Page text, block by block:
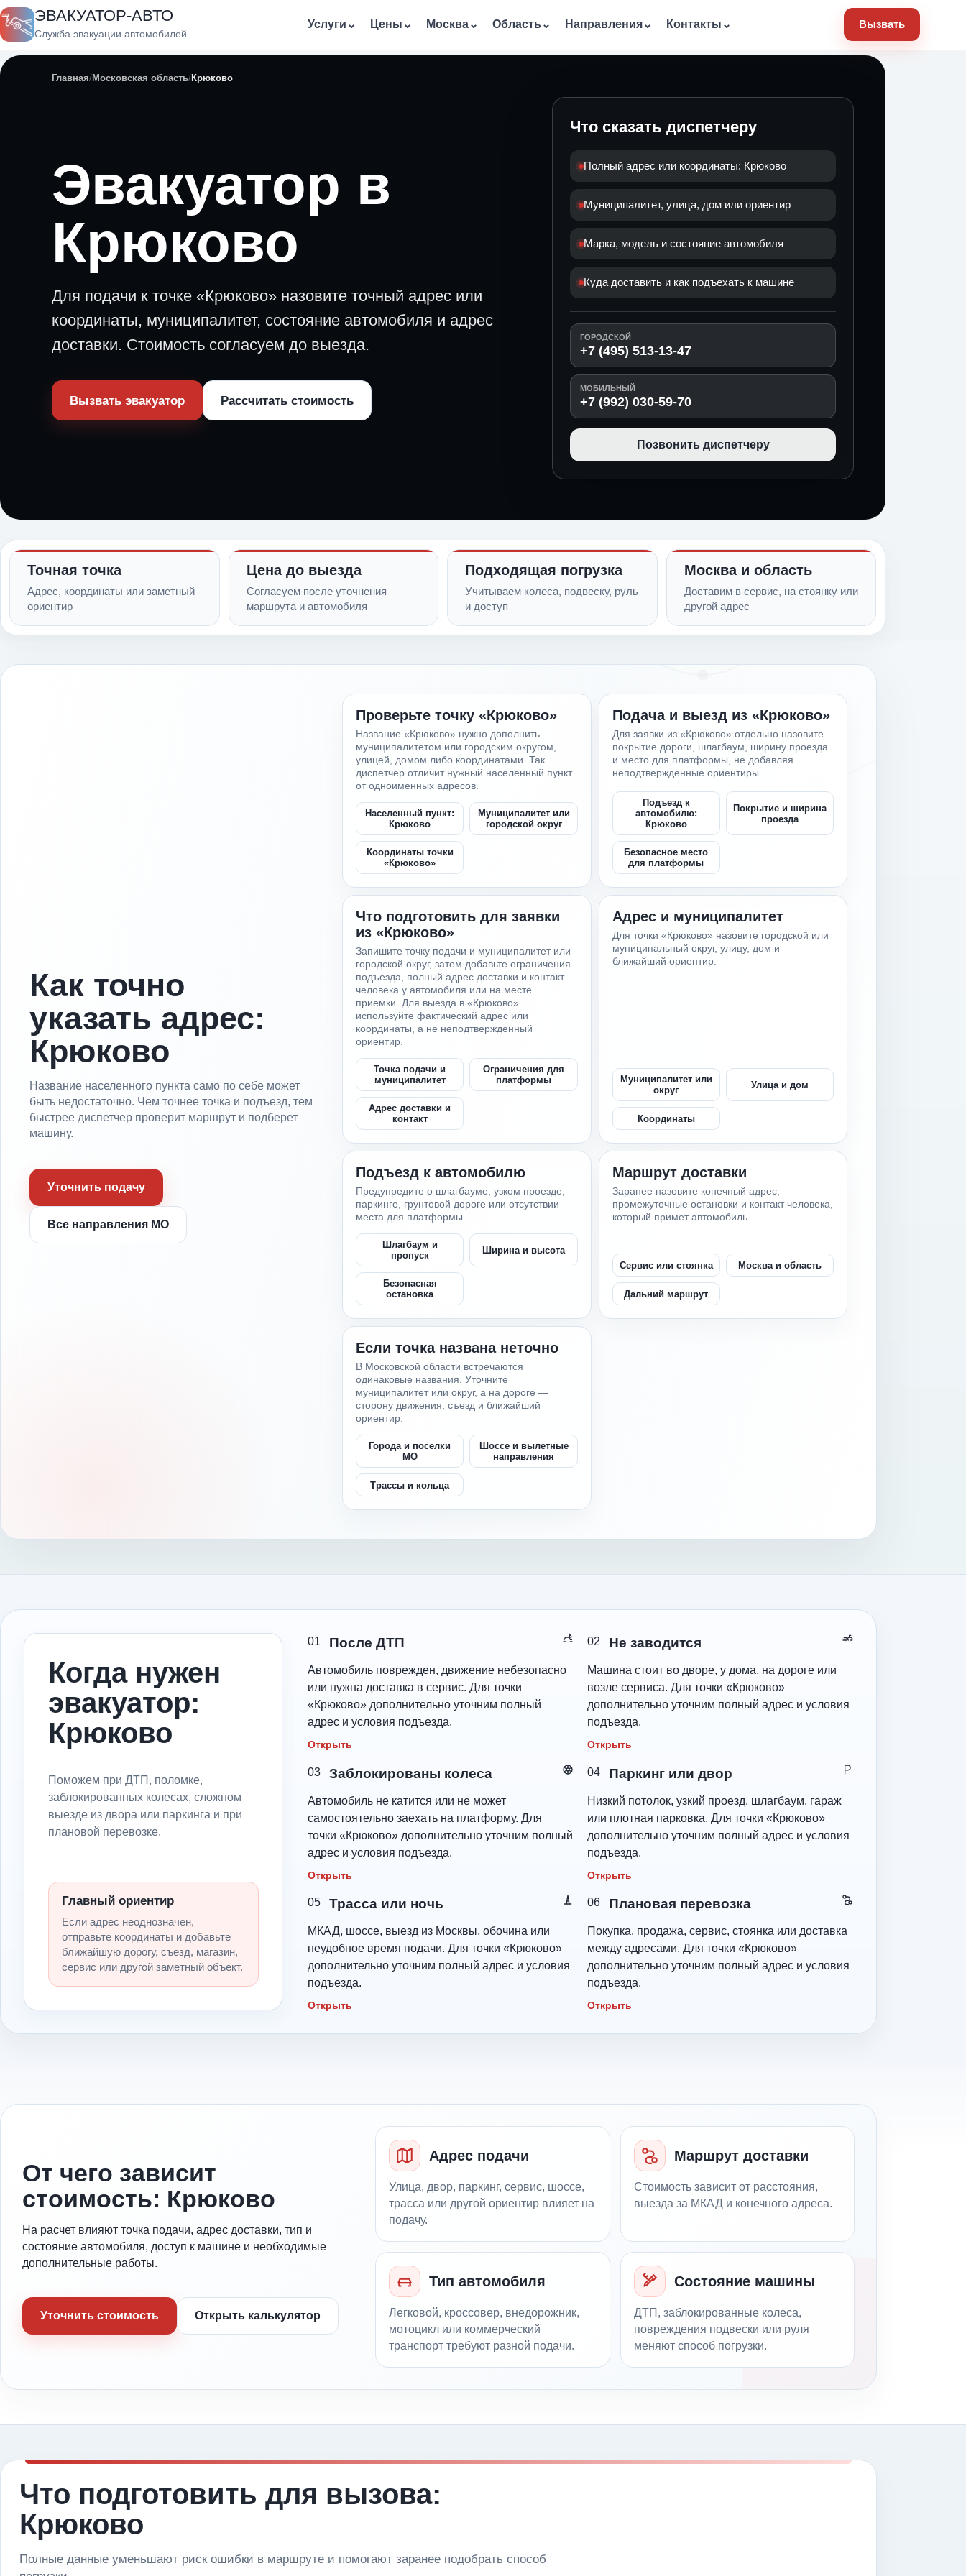
ЭВАКУАТОР-АВТО
Служба эвакуации автомобилей
Услуги ⌄ Цены ⌄ Москва⌄ Область ⌄ Направления⌄ Контакты ⌄ Вызвать
Главная Московская область Крюково
Эвакуатор в
Крюково
Для подачи к точке «Крюково» назовите точный адрес или
координаты, муниципалитет, состояние автомобиля и адрес
доставки. Стоимость согласуем до выезда.
Вызвать эвакуатор Рассчитать стоимость
Что сказать диспетчеру
Полный адрес или координаты: Крюково
Муниципалитет, улица, дом или ориентир
Марка, модель и состояние автомобиля
Куда доставить и как подъехать к машине
ГОРОДСКОЙ
+7 (495) 513-13-47
МОБИЛЬНЫЙ
+7 (992) 030-59-70
Позвонить диспетчеру
Точная точка
Адрес, координаты или заметный
ориентир
Цена до выезда
Согласуем после уточнения
маршрута и автомобиля
Подходящая погрузка
Учитываем колеса, подвеску, руль
и доступ
Москва и область
Доставим в сервис, на стоянку или
другой адрес
Как точно
указать адрес:
Крюково
Название населенного пункта само по себе может
быть недостаточно. Чем точнее точка и подъезд, тем
быстрее диспетчер проверит маршрут и подберет
машину.
Уточнить подачу
Все направления МО
Проверьте точку «Крюково»
Название «Крюково» нужно дополнить
муниципалитетом или городским округом,
улицей, домом либо координатами. Так
диспетчер отличит нужный населенный пункт
от одноименных адресов.
Населенный пункт:
Крюково
Муниципалитет или
городской округ
Координаты точки
«Крюково»
Подача и выезд из «Крюково»
Для заявки из «Крюково» отдельно назовите
покрытие дороги, шлагбаум, ширину проезда
и место для платформы, не добавляя
неподтвержденные ориентиры.
Подъезд к
автомобилю:
Крюково
Покрытие и ширина
проезда
Безопасное место
для платформы
Что подготовить для заявки
из «Крюково»
Запишите точку подачи и муниципалитет или
городской округ, затем добавьте ограничения
подъезда, полный адрес доставки и контакт
человека у автомобиля или на месте
приемки. Для выезда в «Крюково»
используйте фактический адрес или
координаты, а не неподтвержденный
ориентир.
Точка подачи и
муниципалитет
Ограничения для
платформы
Адрес доставки и
контакт
Адрес и муниципалитет
Для точки «Крюково» назовите городской или
муниципальный округ, улицу, дом и
ближайший ориентир.
Муниципалитет или
округ
Улица и дом
Координаты
Подъезд к автомобилю
Предупредите о шлагбауме, узком проезде,
паркинге, грунтовой дороге или отсутствии
места для платформы.
Шлагбаум и
пропуск
Ширина и высота
Безопасная
остановка
Маршрут доставки
Заранее назовите конечный адрес,
промежуточные остановки и контакт человека,
который примет автомобиль.
Сервис или стоянка Москва и область
Дальний маршрут
Если точка названа неточно
В Московской области встречаются
одинаковые названия. Уточните
муниципалитет или округ, а на дороге —
сторону движения, съезд и ближайший
ориентир.
Города и поселки
МО
Шоссе и вылетные
направления
Трассы и кольца
Когда нужен
эвакуатор:
Крюково
Поможем при ДТП, поломке,
заблокированных колесах, сложном
выезде из двора или паркинга и при
плановой перевозке.
Главный ориентир
Если адрес неоднозначен,
отправьте координаты и добавьте
ближайшую дорогу, съезд, магазин,
сервис или другой заметный объект.
01 После ДТП
Автомобиль поврежден, движение небезопасно
или нужна доставка в сервис. Для точки
«Крюково» дополнительно уточним полный
адрес и условия подъезда.
Открыть
02 Не заводится
Машина стоит во дворе, у дома, на дороге или
возле сервиса. Для точки «Крюково»
дополнительно уточним полный адрес и условия
подъезда.
Открыть
03 Заблокированы колеса
Автомобиль не катится или не может
самостоятельно заехать на платформу. Для
точки «Крюково» дополнительно уточним полный
адрес и условия подъезда.
Открыть
04 Паркинг или двор
Низкий потолок, узкий проезд, шлагбаум, гараж
или плотная парковка. Для точки «Крюково»
дополнительно уточним полный адрес и условия
подъезда.
Открыть
05 Трасса или ночь
МКАД, шоссе, выезд из Москвы, обочина или
неудобное время подачи. Для точки «Крюково»
дополнительно уточним полный адрес и условия
подъезда.
Открыть
06 Плановая перевозка
Покупка, продажа, сервис, стоянка или доставка
между адресами. Для точки «Крюково»
дополнительно уточним полный адрес и условия
подъезда.
Открыть
От чего зависит
стоимость: Крюково
На расчет влияют точка подачи, адрес доставки, тип и
состояние автомобиля, доступ к машине и необходимые
дополнительные работы.
Уточнить стоимость Открыть калькулятор
Адрес подачи
Улица, двор, паркинг, сервис, шоссе,
трасса или другой ориентир влияет на
подачу.
Маршрут доставки
Стоимость зависит от расстояния,
выезда за МКАД и конечного адреса.
Тип автомобиля
Легковой, кроссовер, внедорожник,
мотоцикл или коммерческий
транспорт требуют разной подачи.
Состояние машины
ДТП, заблокированные колеса,
повреждения подвески или руля
меняют способ погрузки.
Что подготовить для вызова:
Крюково
Полные данные уменьшают риск ошибки в маршруте и помогают заранее подобрать способ